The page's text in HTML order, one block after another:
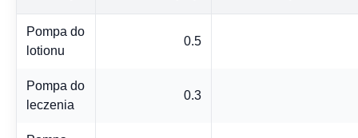
Pompa do
lotionu
0.5
Pompa do
leczenia
0.3